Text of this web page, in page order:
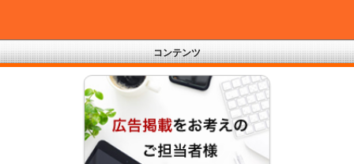
コンテンツ